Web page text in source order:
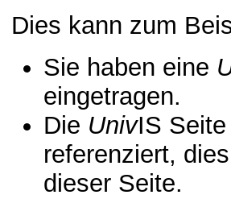
Dies kann zum
Sie haben eine
eingetragen.
Die UnivIS
referenziert,
dieser Seite.